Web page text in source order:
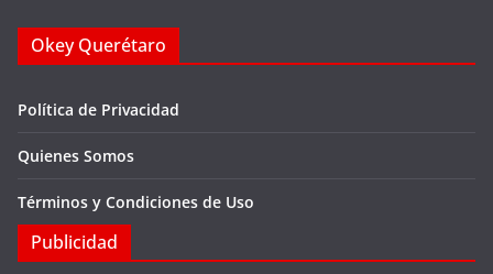
Okey Querétaro
Política de Privacidad
Quienes Somos
Términos y Condiciones de Uso
Publicidad